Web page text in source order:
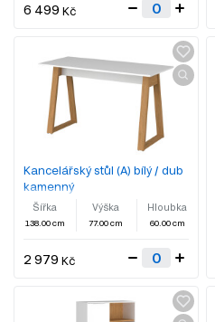
6 499 Kč
Kancelářský stůl (A) bílý / dub
kamenný
Šířka
138.00 cm
Výška
77.00 cm
Hloubka
60.00 cm
2 979 Kč